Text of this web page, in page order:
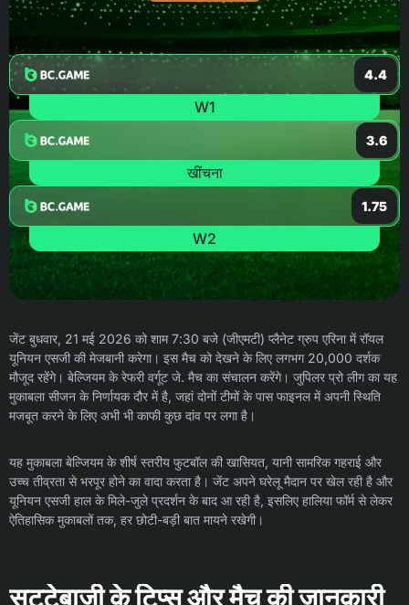
4.4
W1
3.6
खींचना
1.75
W2
जेंट बुधवार, 21 मई 2026 को शाम 7:30 बजे (जीएमटी) प्लैनेट ग्रुप एरिना में रॉयल
यूनियन एसजी की मेजबानी करेगा। इस मैच को देखने के लिए लगभग 20,000 दर्शक
मौजूद रहेंगे। बेल्जियम के रेफरी वर्गूट जे. मैच का संचालन करेंगे। जुपिलर प्रो लीग का यह
मुकाबला सीजन के निर्णायक दौर में है, जहां दोनों टीमों के पास फाइनल में अपनी स्थिति
मजबूत करने के लिए अभी भी काफी कुछ दांव पर लगा है।
यह मुकाबला बेल्जियम के शीर्ष स्तरीय फुटबॉल की खासियत, यानी सामरिक गहराई और
उच्च तीव्रता से भरपूर होने का वादा करता है। जेंट अपने घरेलू मैदान पर खेल रही है और
यूनियन एसजी हाल के मिले-जुले प्रदर्शन के बाद आ रही है, इसलिए हालिया फॉर्म से लेकर
ऐतिहासिक मुकाबलों तक, हर छोटी-बड़ी बात मायने रखेगी।
सट्टेबाजी के टिप्स और मैच की जानकारी